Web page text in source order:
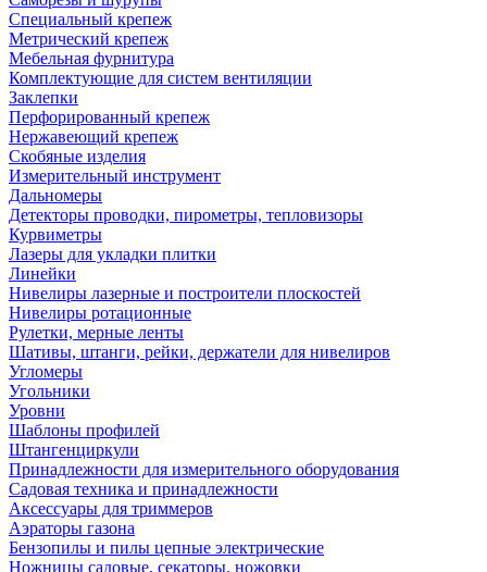
Специальный крепеж
Метрический крепеж
Мебельная фурнитура
Комплектующие для систем вентиляции
Заклепки
Перфорированный крепеж
Нержавеющий крепеж
Скобяные изделия
Измерительный инструмент
Дальномеры
Детекторы проводки, пирометры, тепловизоры
Курвиметры
Лазеры для укладки плитки
Линейки
Нивелиры лазерные и построители плоскостей
Нивелиры ротационные
Рулетки, мерные ленты
Шативы, штанги, рейки, держатели для нивелиров
Угломеры
Угольники
Уровни
Шаблоны профилей
Штангенциркули
Принадлежности для измерительного оборудования
Садовая техника и принадлежности
Аксессуары для триммеров
Аэраторы газона
Бензопилы и пилы цепные электрические
Ножницы садовые, секаторы, ножовки